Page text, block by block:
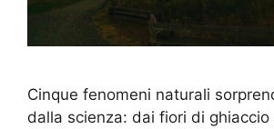
Cinque fenomeni naturali
dalla scienza: dai fiori di